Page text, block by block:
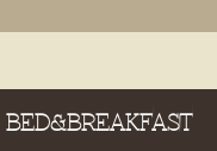
BED&BREAKFAST